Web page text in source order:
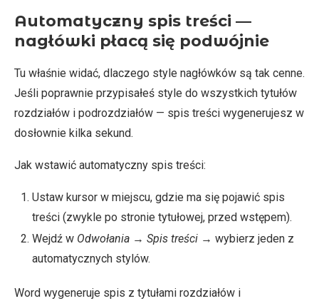
Automatyczny spis treści —
nagłówki płacą się podwójnie
Tu właśnie widać, dlaczego style nagłówków są tak cenne.
Jeśli poprawnie przypisałeś style do wszystkich tytułów
rozdziałów i podrozdziałów — spis treści wygenerujesz w
dosłownie kilka sekund.
Jak wstawić automatyczny spis treści:
Ustaw kursor w miejscu, gdzie ma się pojawić spis
treści (zwykle po stronie tytułowej, przed wstępem).
Wejdź w Odwołania → Spis treści → wybierz jeden z
automatycznych stylów.
Word wygeneruje spis z tytułami rozdziałów i